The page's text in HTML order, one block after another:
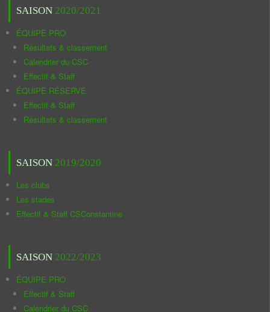
SAISON 2020/2021
ÉQUIPE PRO
Résultats & classement
Calendrier du CSC
Effectif & Staff
ÉQUIPE RÉSERVE
Effectif & Staff
Résultats & classement
SAISON 2019/2020
Les clubs
Les stades
Effectif & Staff CSConstantine
SAISON 2022/2023
ÉQUIPE PRO
Effectif & Staff
Calendrier du CSC